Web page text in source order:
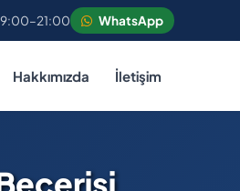
WhatsApp
Hakkımızda İletişim